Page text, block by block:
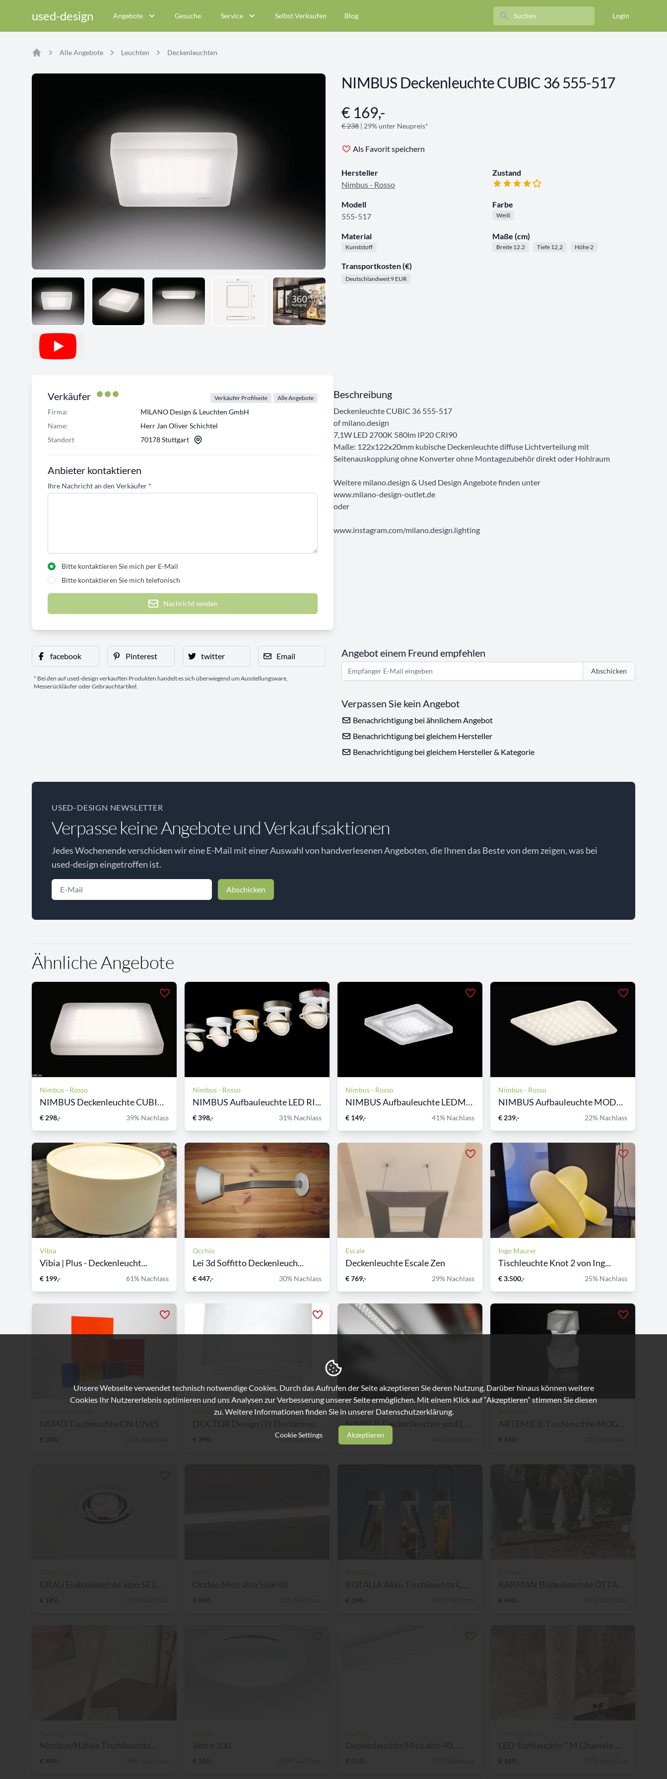
used-design Angebote Gesuche Service Selbst Verkaufen Blog Search Login
Alle Angebote Leuchten Deckenleuchten
NIMBUS Deckenleuchte CUBIC 36 555-517
Angebotsinformationen
€ 169,-
€ 238 | 29% unter Neupreis*
Als Favorit speichern
Hersteller
Nimbus - Rosso
Zustand
Modell
555-517
Farbe
Weiß
Material
Kunststoff
Maße (cm)
Breite 12.2 Tiefe 12,2 Höhe 2
Transportkosten (€)
Deutschlandweit 9 EUR
Verkäufer Verkäufer Profilseite Alle Angebote
Firma:
MILANO Design & Leuchten GmbH
Name:
Herr Jan Oliver Schichtel
Standort
70178 Stuttgart
Anbieter kontaktieren
Ihre Nachricht an den Verkäufer *
Bitte kontaktieren Sie mich per E-Mail
Bitte kontaktieren Sie mich telefonisch
Nachricht senden
Beschreibung
Deckenleuchte CUBIC 36 555-517
of milano.design
7,1W LED 2700K 580lm IP20 CRI90
Maße: 122x122x20mm kubische Deckenleuchte diffuse Lichtverteilung mit
Seitenauskopplung ohne Konverter ohne Montagezubehör direkt oder Hohlraum
Weitere milano.design & Used Design Angebote finden unter
www.milano-design-outlet.de
oder
www.instagram.com/milano.design.lighting
facebook Pinterest twitter Email
* Bei den auf used-design verkauften Produkten handelt es sich überwiegend um Ausstellungsware,
Messerückläufer oder Gebrauchtartikel.
Angebot einem Freund empfehlen
Abschicken
Verpassen Sie kein Angebot
Benachrichtigung bei ähnlichem Angebot
Benachrichtigung bei gleichem Hersteller
Benachrichtigung bei gleichem Hersteller & Kategorie
USED-DESIGN NEWSLETTER
Verpasse keine Angebote und Verkaufsaktionen
Jedes Wochenende verschicken wir eine E-Mail mit einer Auswahl von handverlesenen Angeboten, die Ihnen das Beste von dem zeigen, was bei
used-design eingetroffen ist.
Abschicken
Ähnliche Angebote
Nimbus - Rosso
NIMBUS Deckenleuchte CUBIC...
€ 298,- 39% Nachlass
Nimbus - Rosso
NIMBUS Aufbauleuchte LED RI...
€ 398,- 31% Nachlass
Nimbus - Rosso
NIMBUS Aufbauleuchte LEDMOD...
€ 149,- 41% Nachlass
Nimbus - Rosso
NIMBUS Aufbauleuchte MODUL...
€ 239,- 22% Nachlass
Vibia
Vibia | Plus - Deckenleucht...
€ 199,- 61% Nachlass
Occhio
Lei 3d Soffitto Deckenleuch...
€ 447,- 30% Nachlass
Escale
Deckenleuchte Escale Zen
€ 769,- 29% Nachlass
Ingo Maurer
Tischleuchte Knot 2 von Ing...
€ 3.500,- 25% Nachlass
NEMO Tischleuchte ON LINES
€ 398,-
milano.design
DOCTOR Design OY Deckenleuc...
€ 398,- 43% Nachlass
Nimbus - Rosso
NIMBUS Deckenleuchte smd LE...
€ 598,-
ARTEMIDE Tischleuchte MOGUR...
€ 418,-
Unsere Webseite verwendet technisch notwendige Cookies. Durch das Aufrufen der Seite akzeptieren Sie deren Nutzung. Darüber hinaus können weitere
Cookies Ihr Nutzererlebnis optimieren und uns Analysen zur Verbesserung unserer Seite ermöglichen. Mit einem Klick auf “Akzeptieren” stimmen Sie diesen
zu. Weitere Informationen finden Sie in unserer Datenschutzerklärung.
Cookie Settings Akzeptieren